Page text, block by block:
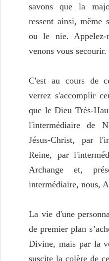
savons que la
ressent ainsi, même
ou le nie. Appelez-
venons vous secourir.
C'est au cours de
verrez s'accomplir
que le Dieu Très-
l'intermédiaire de
Jésus-Christ, par
Reine, par
Archange et,
intermédiaire, nous,
La vie d'une
de premier plan
Divine, mais par la
suscite la colère de